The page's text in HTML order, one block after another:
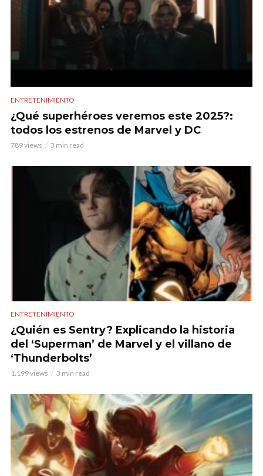
ENTRETENIMIENTO
¿Qué superhéroes veremos este 2025?:
todos los estrenos de Marvel y DC
789 views 3 min read
ENTRETENIMIENTO
¿Quién es Sentry? Explicando la historia
del ‘Superman’ de Marvel y el villano de
‘Thunderbolts’
1.199 views 3 min read